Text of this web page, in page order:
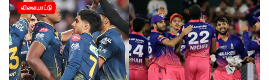
விளையாட்டு